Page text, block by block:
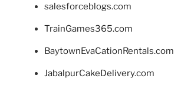
salesforceblogs.com
TrainGames365.com
BaytownEvaCationRentals.com
JabalpurCakeDelivery.com